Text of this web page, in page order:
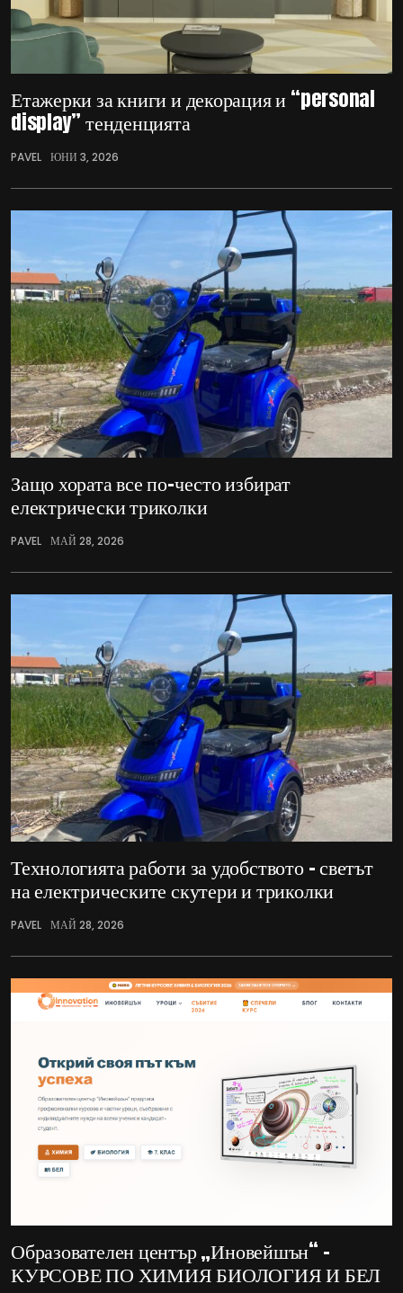
Етажерки за книги и декорация и “personal
display” тенденцията
PAVEL ЮНИ 3, 2026
Защо хората все по-често избират
електрически триколки
PAVEL МАЙ 28, 2026
Технологията работи за удобството – светът
на електрическите скутери и триколки
PAVEL МАЙ 28, 2026
Образователен център „Иновейшън“ –
КУРСОВЕ ПО ХИМИЯ БИОЛОГИЯ И БЕЛ